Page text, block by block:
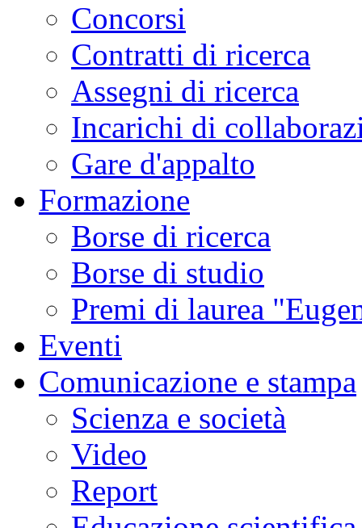
Concorsi
Contratti di ricerca
Assegni di ricerca
Incarichi di
Gare d'appalto
Formazione
Borse di ricerca
Borse di studio
Premi di laurea
Eventi
Comunicazione e stampa
Scienza e società
Video
Report